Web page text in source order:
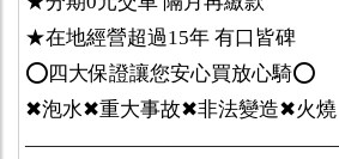
★在地經營超過15年 有口皆碑
⭕️四大保證讓您安心買放心騎⭕️
✖泡水✖重大事故✖非法變造✖火燒